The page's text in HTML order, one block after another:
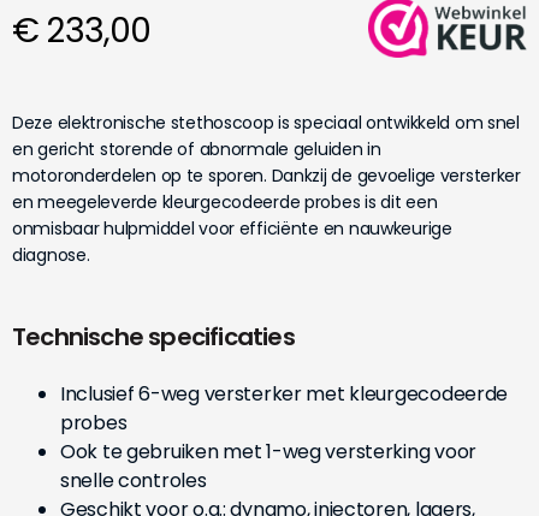
€ 233,00
Deze elektronische stethoscoop is speciaal ontwikkeld om snel
en gericht storende of abnormale geluiden in
motoronderdelen op te sporen. Dankzij de gevoelige versterker
en meegeleverde kleurgecodeerde probes is dit een
onmisbaar hulpmiddel voor efficiënte en nauwkeurige
diagnose.
Technische specificaties
Inclusief 6-weg versterker met kleurgecodeerde
probes
Ook te gebruiken met 1-weg versterking voor
snelle controles
Geschikt voor o.a.: dynamo, injectoren, lagers,